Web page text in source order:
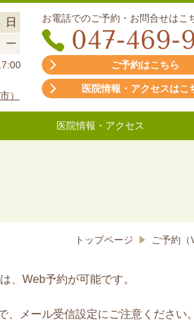
日
ー
）
お電話でのご予約・お問合せはこ
047-469-
ご予約はこちら
医院情報・アクセスはこ
医院情報・アクセス
トップページ ご予約（
、Web予約が可能です。
メール受信設定にご注意ください。